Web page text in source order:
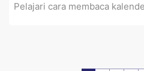
Pelajari cara membaca